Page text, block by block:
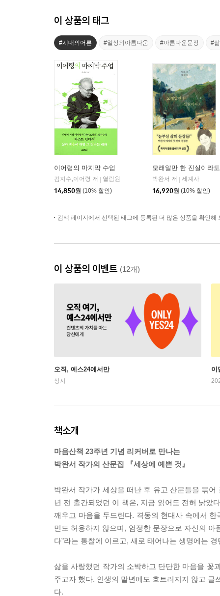
이 상품의 태그
#시대의어른 #일상의아름다움 #아름다운문장 #
이어령의 마지막 수업
김지수,이어령 저
열림원
14,850원 (10% 할인)
모래알만 한 진실이라도
박완서 저
세계사
16,920원 (10% 할인)
검색 페이지에서 선택된 태그에 등록된 더 많은 상품을 확인해
이 상품의 이벤트 (12개)
오직, 예스24에서만
상시
이
책소개
마음산책 23주년 기념 리커버로 만나는
박완서 작가의 산문집 『세상에 예쁜 것』
박완서 작가가 세상을 떠난 후 유고 산문들을 묶
년 전 출간되었던 이 책은, 지금 읽어도 전혀 낡았
깨우고 마음을 두드린다. 격동의 현대사 속에서
민도 허용하지 않으며, 엄정한 문장으로 자신의
다”라는 통찰에 이르고, 새로 태어나는 생명에는
삶을 사랑했던 작가의 소박하고 단단한 마음을 꽃
주고자 했다. 인생의 말년에도 흐트러지지 않고
다.